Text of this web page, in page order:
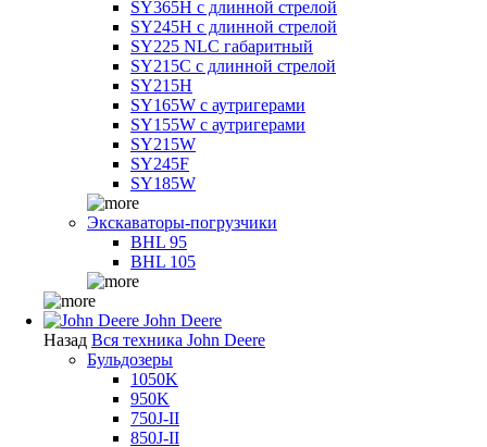
SY365H с длинной стрелой
SY245H с длинной стрелой
SY225 NLC габаритный
SY215C с длинной стрелой
SY215H
SY165W с аутригерами
SY155W с аутригерами
SY215W
SY245F
SY185W
Экскаваторы-погрузчики
BHL 95
BHL 105
John Deere
Назад Вся техника John Deere
Бульдозеры
1050K
950K
750J-II
850J-II